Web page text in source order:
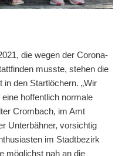
die wegen der Corona-
musste, stehen die
den Startlöchern. „Wir
hoffentlich normale
Crombach, im Amt
Unterbähner, vorsichtig
im Stadtbezirk
möglichst nah an die